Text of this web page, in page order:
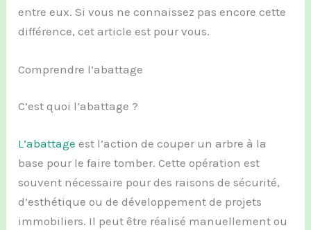
entre eux. Si vous ne connaissez pas encore cette
différence, cet article est pour vous.
Comprendre l’abattage
C’est quoi l’abattage ?
L’abattage est l’action de couper un arbre à la
base pour le faire tomber. Cette opération est
souvent nécessaire pour des raisons de sécurité,
d’esthétique ou de développement de projets
immobiliers. Il peut être réalisé manuellement ou